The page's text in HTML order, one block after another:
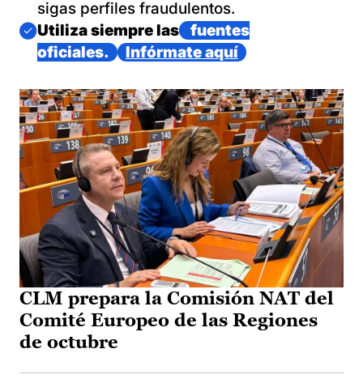
sigas perfiles fraudulentos.
Imagen
Utiliza siempre las
fuentes
oficiales.
Infórmate aquí
CLM prepara la Comisión NAT del
Comité Europeo de las Regiones
de octubre